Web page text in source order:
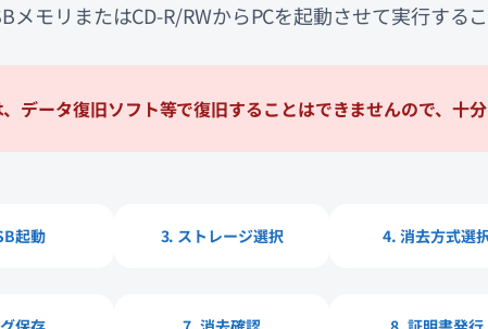
モリまたはCD-R/RWからPCを起動させて実行するこ
データ復旧ソフト等で復旧することはできませんので、十
起動 3. ストレージ選択 4. 消去方式選